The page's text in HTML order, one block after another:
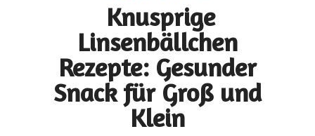
Knusprige
Linsenbällchen
Rezepte: Gesunder
Snack für Groß und
Klein